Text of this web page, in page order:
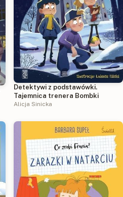
Detektywi z podstawówki.
Tajemnica trenera Bombki
Alicja Sinicka